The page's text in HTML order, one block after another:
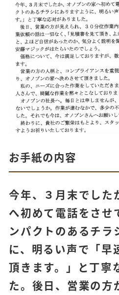
お手紙の内容
今年、３月末でした
へ初めて電話をさせ
ンパクトのあるチラ
に、明るい声で「早
頂きます。」と丁寧
た。後日、営業の